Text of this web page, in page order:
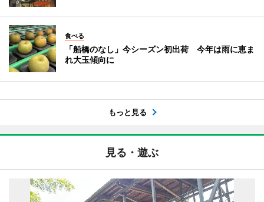
食べる
「船橋のなし」今シーズン初出荷 今年は雨に恵ま
れ大玉傾向に
もっと見る
見る・遊ぶ